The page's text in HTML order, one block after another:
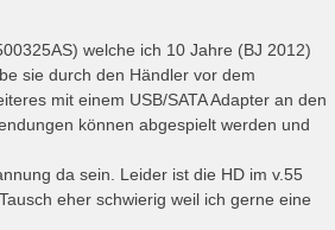
welche ich 10 Jahre (BJ 2012)
sie durch den Händler vor dem
mit einem USB/SATA Adapter an den
können abgespielt werden und
da sein. Leider ist die HD im v.55
eher schwierig weil ich gerne eine